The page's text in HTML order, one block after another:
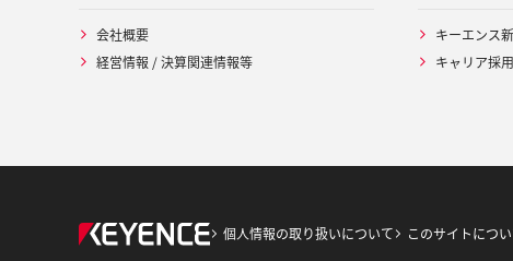
会社概要
経営情報 / 決算関連情報等
キーエンス
キャリア採
個人情報の取り扱いについて このサイトにつ